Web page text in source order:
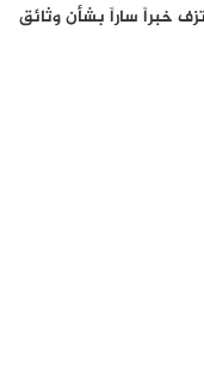
تزف خبراً ساراً بشأن وثائق